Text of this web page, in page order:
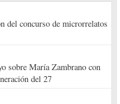
del concurso de microrrelatos
sobre María Zambrano con
del 27